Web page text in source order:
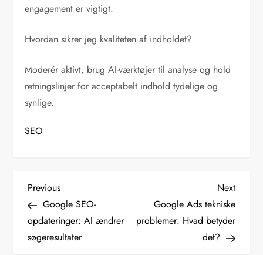
engagement er vigtigt.
Hvordan sikrer jeg kvaliteten af indholdet?
Moderér aktivt, brug AI-værktøjer til analyse og hold
retningslinjer for acceptabelt indhold tydelige og
synlige.
SEO
I
n
d
l
Previous
Post
Previous
Google SEO-
opdateringer: AI ændrer
søgeresultater
Next
Post
Next
Google Ads tekniske
problemer: Hvad betyder
det?